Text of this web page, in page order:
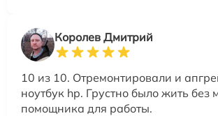
Королев Дмитрий
10 из 10. Отремонтировали и
ноутбук hp. Грустно было жить без
помощника для работы.